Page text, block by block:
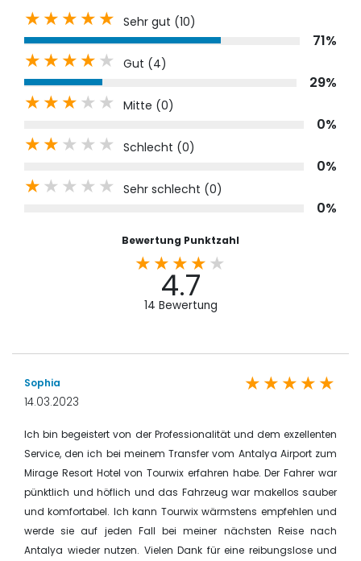
Sehr gut (10)
71%
Gut (4)
29%
Mitte (0)
0%
Schlecht (0)
0%
Sehr schlecht (0)
0%
Bewertung Punktzahl
4.7
14 Bewertung
Sophia
14.03.2023
Ich bin begeistert von der Professionalität und dem exzellenten
Service, den ich bei meinem Transfer vom Antalya Airport zum
Mirage Resort Hotel von Tourwix erfahren habe. Der Fahrer war
pünktlich und höflich und das Fahrzeug war makellos sauber
und komfortabel. Ich kann Tourwix wärmstens empfehlen und
werde sie auf jeden Fall bei meiner nächsten Reise nach
Antalya wieder nutzen. Vielen Dank für eine reibungslose und